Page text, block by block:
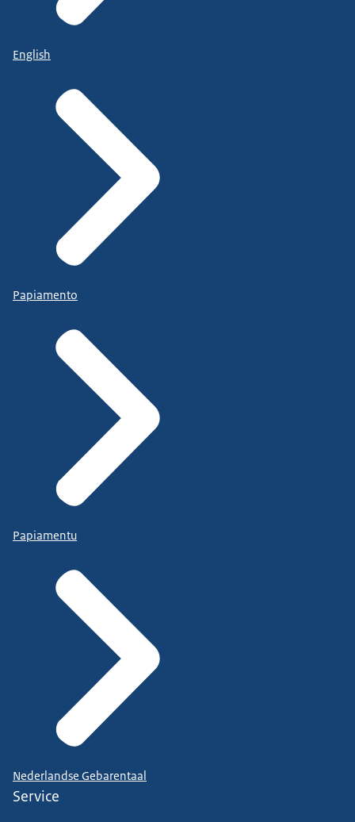
English
Papiamento
Papiamentu
Nederlandse Gebarentaal
Service